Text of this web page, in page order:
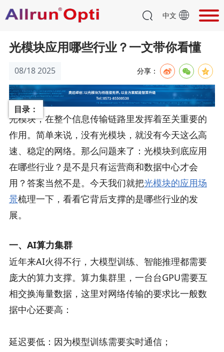
中文
目录：
光模块应用哪些行业？一文带你看懂
08/18 2025 分享：
光模块，在整个信息传输链路里发挥着至关重要的
作用。简单来说，没有光模块，就没有今天这么高
速、稳定的网络。那么问题来了：光模块到底应用
在哪些行业？是不是只有运营商和数据中心才会
用？答案当然不是。今天我们就把光模块的应用场
景梳理一下，看看它背后支撑的是哪些行业的发
展。
一、AI算力集群
近年来AI火得不行，大模型训练、智能推理都需要
庞大的算力支撑。算力集群里，一台台GPU需要互
相交换海量数据，这里对网络传输的要求比一般数
据中心还要高：
延迟要低：因为模型训练需要实时通信；